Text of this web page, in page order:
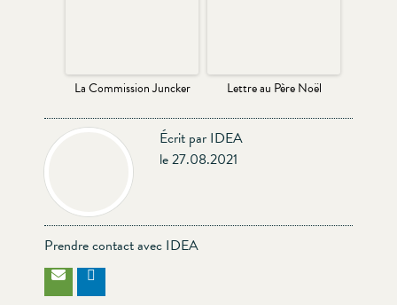
La Commission Juncker Lettre au Père Noël
Écrit par IDEA
le 27.08.2021
Prendre contact avec IDEA